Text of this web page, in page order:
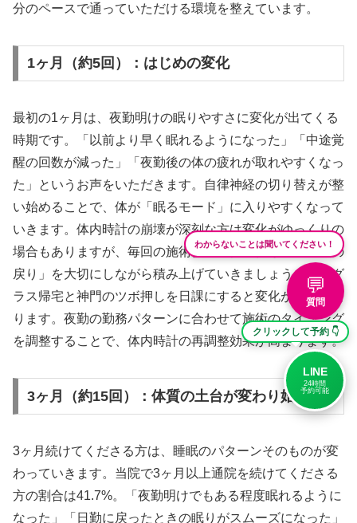
分のペースで通っていただける環境を整えています。
1ヶ月（約5回）：はじめの変化
最初の1ヶ月は、夜勤明けの眠りやすさに変化が出てくる
時期です。「以前より早く眠れるようになった」「中途覚
醒の回数が減った」「夜勤後の体の疲れが取れやすくなっ
た」というお声をいただきます。自律神経の切り替えが整
い始めることで、体が「眠るモード」に入りやすくなって
いきます。体内時計の崩壊が深刻な方は変化がゆっくりの
場合もありますが、毎回の施術後の「体の軽さ」「眠気の
戻り」を大切にしながら積み上げていきましょう。サング
ラス帰宅と神門のツボ押しを日課にすると変化が大きくな
ります。夜勤の勤務パターンに合わせて施術のタイミング
を調整することで、体内時計の再調整効果が高まります。
3ヶ月（約15回）：体質の土台が変わり始める
3ヶ月続けてくださる方は、睡眠のパターンそのものが変
わっていきます。当院で3ヶ月以上通院を続けてくださる
方の割合は41.7%。「夜勤明けでもある程度眠れるように
なった」「日勤に戻ったときの眠りがスムーズになった」
わからないことは聞いてください！
💬
質問
クリックして予約 👇
LINE
24時間
予約可能